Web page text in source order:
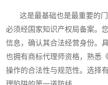
这是最基础也是最重要的门
必须经国家知识产权局备案。
信息，确认其合法经营身份。
也拥有商标代理师资格，熟悉
操作的合法性与规范性。选择